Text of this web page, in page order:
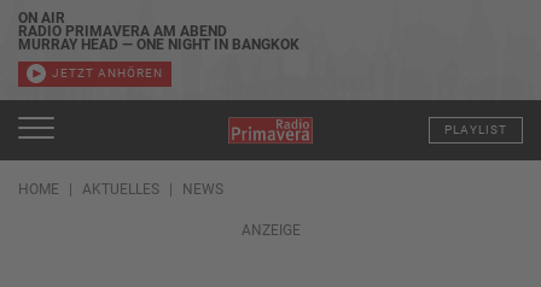
ON AIR
RADIO PRIMAVERA AM ABEND
MURRAY HEAD — ONE NIGHT IN BANGKOK
JETZT ANHÖREN
PLAYLIST
HOME AKTUELLES NEWS
ANZEIGE